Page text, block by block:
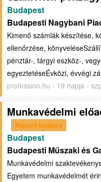
Budapest
Budapesti Nagybani
Kimenő számlák készítése,
ellenőrzése,
pénztár-, tárgyi eszköz-,
egyeztetéseÉvközi, évvégi
profession.hu - 19 napja -
Munkavédelmi
Kiemelt hirdetés
Budapest
Budapesti Műszaki és
Munkavédelmi
Egyetem munkavédelmét